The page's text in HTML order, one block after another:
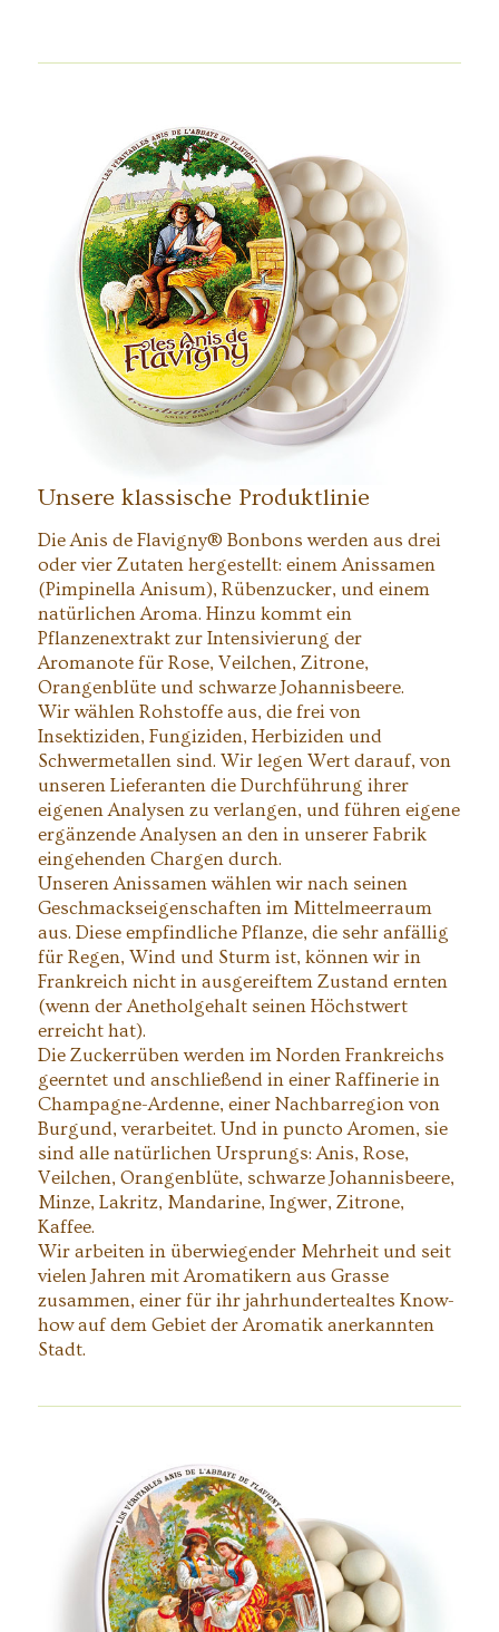
Unsere klassische Produktlinie
Die Anis de Flavigny® Bonbons werden aus drei
oder vier Zutaten hergestellt: einem Anissamen
(Pimpinella Anisum), Rübenzucker, und einem
natürlichen Aroma. Hinzu kommt ein
Pflanzenextrakt zur Intensivierung der
Aromanote für Rose, Veilchen, Zitrone,
Orangenblüte und schwarze Johannisbeere.
Wir wählen Rohstoffe aus, die frei von
Insektiziden, Fungiziden, Herbiziden und
Schwermetallen sind. Wir legen Wert darauf, von
unseren Lieferanten die Durchführung ihrer
eigenen Analysen zu verlangen, und führen eigene
ergänzende Analysen an den in unserer Fabrik
eingehenden Chargen durch.
Unseren Anissamen wählen wir nach seinen
Geschmackseigenschaften im Mittelmeerraum
aus. Diese empfindliche Pflanze, die sehr anfällig
für Regen, Wind und Sturm ist, können wir in
Frankreich nicht in ausgereiftem Zustand ernten
(wenn der Anetholgehalt seinen Höchstwert
erreicht hat).
Die Zuckerrüben werden im Norden Frankreichs
geerntet und anschließend in einer Raffinerie in
Champagne-Ardenne, einer Nachbarregion von
Burgund, verarbeitet. Und in puncto Aromen, sie
sind alle natürlichen Ursprungs: Anis, Rose,
Veilchen, Orangenblüte, schwarze Johannisbeere,
Minze, Lakritz, Mandarine, Ingwer, Zitrone,
Kaffee.
Wir arbeiten in überwiegender Mehrheit und seit
vielen Jahren mit Aromatikern aus Grasse
zusammen, einer für ihr jahrhundertealtes Know-
how auf dem Gebiet der Aromatik anerkannten
Stadt.